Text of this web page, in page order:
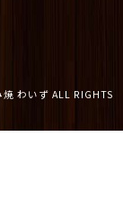
わいず ALL RIGHTS